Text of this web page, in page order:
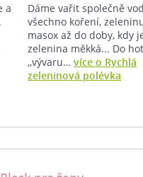
a
Dáme vařit společně
všechno koření,
masox až do doby, kdy
zelenina měkká... Do
,,vývaru…více o Rychlá
zeleninová polévka